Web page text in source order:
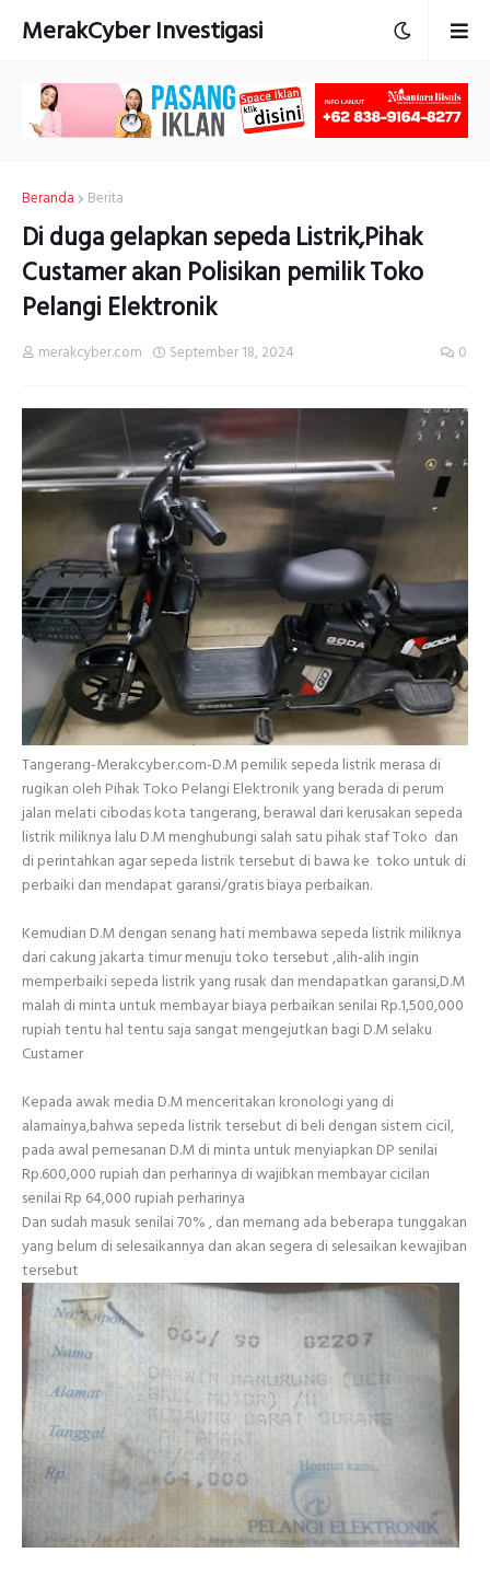
MerakCyber Investigasi
Beranda Berita
Di duga gelapkan sepeda Listrik,Pihak
Custamer akan Polisikan pemilik Toko
Pelangi Elektronik
merakcyber.com September 18, 2024 0
Tangerang-Merakcyber.com-D.M pemilik sepeda listrik merasa di
rugikan oleh Pihak Toko Pelangi Elektronik yang berada di perum
jalan melati cibodas kota tangerang, berawal dari kerusakan sepeda
listrik miliknya lalu D.M menghubungi salah satu pihak staf Toko dan
di perintahkan agar sepeda listrik tersebut di bawa ke toko untuk di
perbaiki dan mendapat garansi/gratis biaya perbaikan.
Kemudian D.M dengan senang hati membawa sepeda listrik miliknya
dari cakung jakarta timur menuju toko tersebut ,alih-alih ingin
memperbaiki sepeda listrik yang rusak dan mendapatkan garansi,D.M
malah di minta untuk membayar biaya perbaikan senilai Rp.1,500,000
rupiah tentu hal tentu saja sangat mengejutkan bagi D.M selaku
Custamer
Kepada awak media D.M menceritakan kronologi yang di
alamainya,bahwa sepeda listrik tersebut di beli dengan sistem cicil,
pada awal pemesanan D.M di minta untuk menyiapkan DP senilai
Rp.600,000 rupiah dan perharinya di wajibkan membayar cicilan
senilai Rp 64,000 rupiah perharinya
Dan sudah masuk senilai 70% , dan memang ada beberapa tunggakan
yang belum di selesaikannya dan akan segera di selesaikan kewajiban
tersebut